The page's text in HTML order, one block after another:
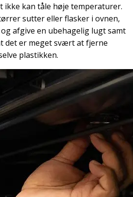
ikke kan tåle høje temperaturer.
sutter eller flasker i ovnen,
afgive en ubehagelig lugt samt
det er meget svært at fjerne
plastikken.